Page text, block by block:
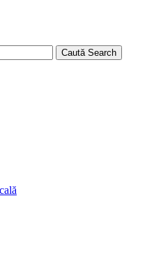
Caută Search